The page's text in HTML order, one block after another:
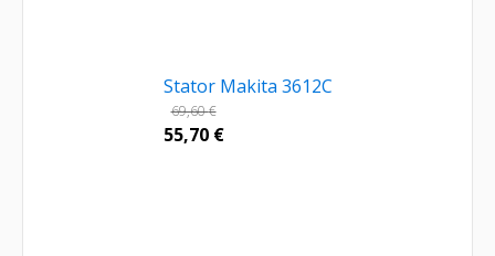
Stator Makita 3612C
69,60€
55,70 €